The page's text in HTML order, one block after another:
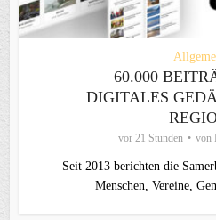
60.000
DIGITALES
vor 21 Stunden von
Seit 2013 berichten die
Menschen, Vereine,